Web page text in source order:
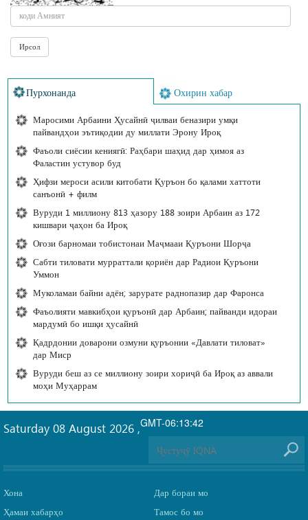
Пурхонанда Охирин хабар
Маросими Арбаини Ҳусайнӣ ҷилваи беназири умқи
пайвандҳои эътиқодии ду миллати Эрону Ироқ
Фаъоли сиёсии кениягӣ: Раҳбари шаҳид дар ҳимоя аз
Фаластин устувор буд
Ҳифзи мероси асили китобати Қуръон бо қалами хаттоти
санъонӣ + филм
Вуруди 1 миллиону 813 ҳазору 188 зоири Арбаин аз 172
кишвари ҷаҳон ба Ироқ
Оғози барномаи тобистонаи Маҷмааи Қуръони Шорҷа
Сабти тиловати мурраттали қориён дар Радиои Қуръони
Уммон
Муколамаи байни адён; зарурате раднопазир дар Фаронса
Фаъолияти мавкибҳои қуръонӣ дар Арбаин; пайванди идораи
мардумӣ бо ишқи ҳусайнӣ
Қадрдонии доварони озмуни қуръонии «Давлати тиловат»
дар Миср
Вуруди беш аз се миллиону зоири хориҷӣ ба Ироқ аз аввали
моҳи Муҳаррам
GMT-06:13:42
Saturday 08 August 2026 ,
Хона
Ҳамаи хабарҳо
Дар бораи мо
Тамос бо мо